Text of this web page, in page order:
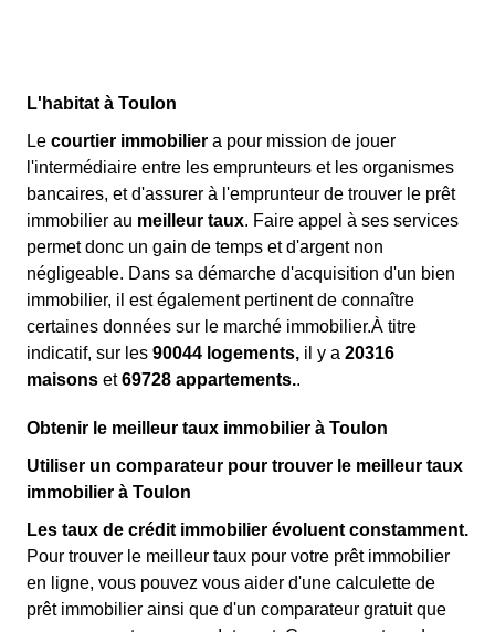
L'habitat à Toulon
Le courtier immobilier a pour mission de jouer
l'intermédiaire entre les emprunteurs et les organismes
bancaires, et d'assurer à l'emprunteur de trouver le prêt
immobilier au meilleur taux. Faire appel à ses services
permet donc un gain de temps et d'argent non
négligeable. Dans sa démarche d'acquisition d'un bien
immobilier, il est également pertinent de connaître
certaines données sur le marché immobilier.À titre
indicatif, sur les 90044 logements, il y a 20316
maisons et69728 appartements..
Obtenir le meilleur taux immobilier à Toulon
Utiliser un comparateur pour trouver le meilleur taux
immobilier à Toulon
Les taux de crédit immobilier évoluent constamment.
Pour trouver le meilleur taux pour votre prêt immobilier
en ligne, vous pouvez vous aider d'une calculette de
prêt immobilier ainsi que d'un comparateur gratuit que